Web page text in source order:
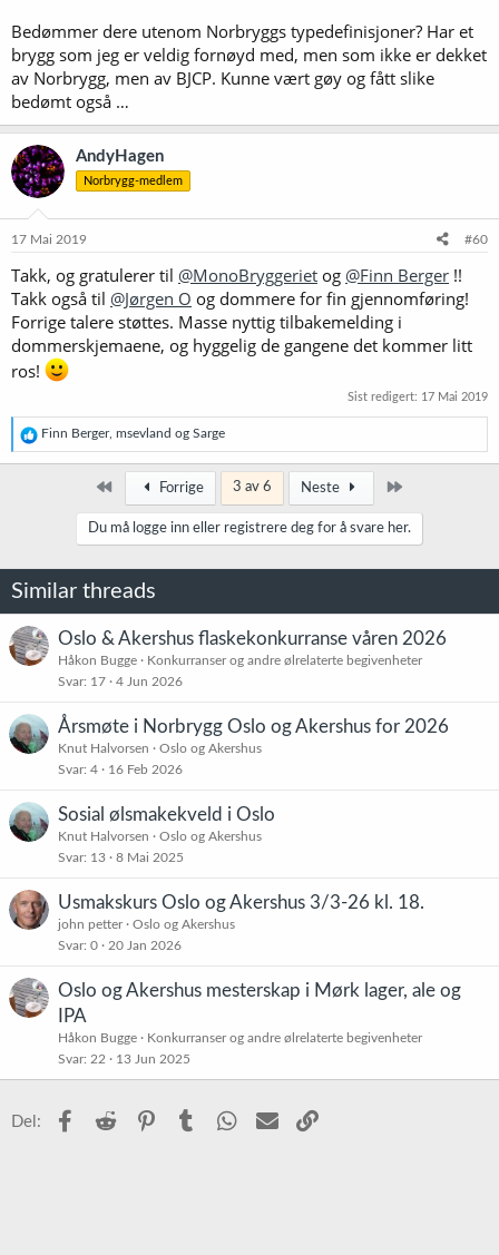
Bedømmer dere utenom Norbryggs typedefinisjoner? Har et
brygg som jeg er veldig fornøyd med, men som ikke er dekket
av Norbrygg, men av BJCP. Kunne vært gøy og fått slike
bedømt også …
AndyHagen
Norbrygg-medlem
17 Mai 2019 #60
Takk, og gratulerer til @MonoBryggeriet og @Finn Berger !!
Takk også til @Jørgen O og dommere for fin gjennomføring!
Forrige talere støttes. Masse nyttig tilbakemelding i
dommerskjemaene, og hyggelig de gangene det kommer litt
ros!
Sist redigert: 17 Mai 2019
R
e
a
r
Finn Berger, msevland og Sarge
Først Forrige 3 av 6 Neste
Du må logge inn eller registrere deg for å svare her.
Similar threads
Oslo & Akershus flaskekonkurranse våren 2026
Håkon Bugge
Konkurranser og andre ølrelaterte begivenheter
Svar 17 4 Jun 2026
Årsmøte i Norbrygg Oslo og Akershus for 2026
Knut Halvorsen
Oslo og Akershus
Svar 4 16 Feb 2026
Sosial ølsmakekveld i Oslo
Knut Halvorsen
Oslo og Akershus
Svar 13 8 Mai 2025
Usmakskurs Oslo og Akershus 3/3-26 kl. 18.
john petter
Oslo og Akershus
Svar 0 20 Jan 2026
Oslo og Akershus mesterskap i Mørk lager, ale og
IPA
Håkon Bugge
Konkurranser og andre ølrelaterte begivenheter
Svar 22 13 Jun 2025
Del: Facebook
Reddit PinterestTumblr WhatsApp
E-post